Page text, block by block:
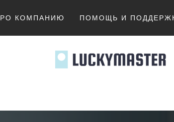
КОМПАНИЮ ПОМОЩЬ И